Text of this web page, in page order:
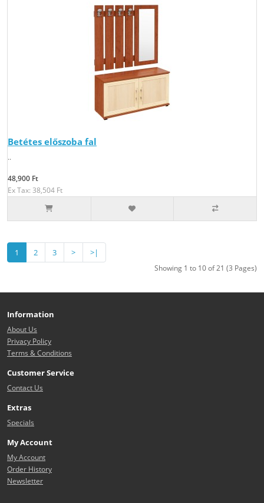
Betétes előszoba fal
..
48,900 Ft
Ex Tax: 38,504 Ft
1 2 3 > >|
Showing 1 to 10 of 21 (3 Pages)
Information
About Us
Privacy Policy
Terms & Conditions
Customer Service
Contact Us
Extras
Specials
My Account
My Account
Order History
Newsletter